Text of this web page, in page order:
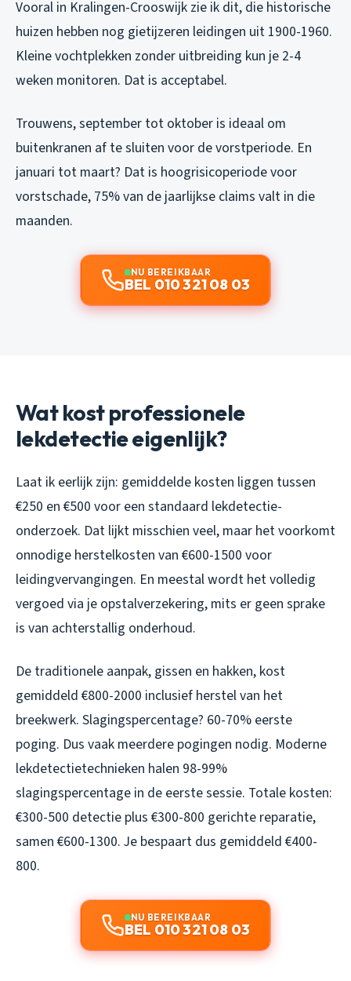
Vooral in Kralingen-Crooswijk zie ik dit, die historische
huizen hebben nog gietijzeren leidingen uit 1900-1960.
Kleine vochtplekken zonder uitbreiding kun je 2-4
weken monitoren. Dat is acceptabel.
Trouwens, september tot oktober is ideaal om
buitenkranen af te sluiten voor de vorstperiode. En
januari tot maart? Dat is hoogrisicoperiode voor
vorstschade, 75% van de jaarlijkse claims valt in die
maanden.
NU BEREIKBAAR
BEL 010 321 08 03
Wat kost professionele
lekdetectie eigenlijk?
Laat ik eerlijk zijn: gemiddelde kosten liggen tussen
€250 en €500 voor een standaard lekdetectie-
onderzoek. Dat lijkt misschien veel, maar het voorkomt
onnodige herstelkosten van €600-1500 voor
leidingvervangingen. En meestal wordt het volledig
vergoed via je opstalverzekering, mits er geen sprake
is van achterstallig onderhoud.
De traditionele aanpak, gissen en hakken, kost
gemiddeld €800-2000 inclusief herstel van het
breekwerk. Slagingspercentage? 60-70% eerste
poging. Dus vaak meerdere pogingen nodig. Moderne
lekdetectietechnieken halen 98-99%
slagingspercentage in de eerste sessie. Totale kosten:
€300-500 detectie plus €300-800 gerichte reparatie,
samen €600-1300. Je bespaart dus gemiddeld €400-
800.
NU BEREIKBAAR
BEL 010 321 08 03